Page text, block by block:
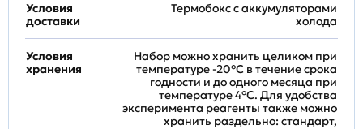
Условия
доставки
Термобокс с аккумуляторами
холода
Условия
хранения
Набор можно хранить целиком при
температуре -20°C в течение срока
годности и до одного месяца при
температуре 4°C. Для удобства
эксперимента реагенты также можно
хранить раздельно: стандарт,